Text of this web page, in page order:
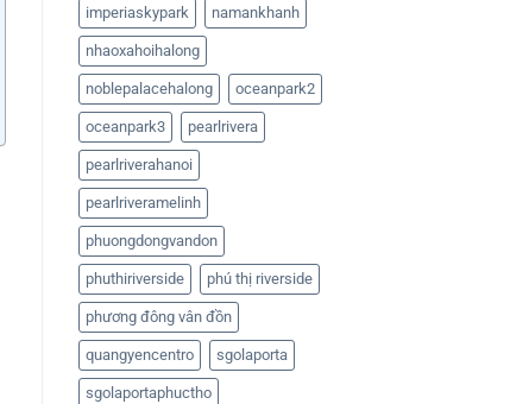
imperiaskypark namankhanh
nhaoxahoihalong
noblepalacehalong oceanpark2
oceanpark3 pearlrivera
pearlriverahanoi
pearlriveramelinh
phuongdongvandon
phuthiriverside phú thị riverside
phương đông vân đồn
quangyencentro sgolaporta
sgolaportaphuctho